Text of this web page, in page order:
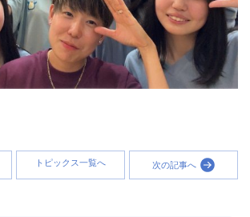
トピックス一覧へ 次の記事へ